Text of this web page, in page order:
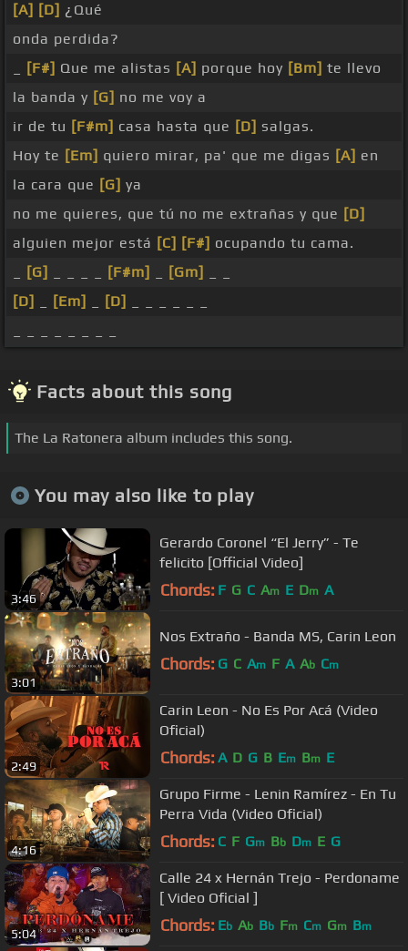
[A] [D] ¿Qué
onda perdida?
[F#] Que me alistas [A] porque hoy [Bm] te llevo
la banda y [G] no me voy a
ir de tu [F#m] casa hasta que [D] salgas.
Hoy te [Em] quiero mirar, pa' que me digas [A] en
la cara que [G] ya
no me quieres, que tú no me extrañas y que [D]
alguien mejor está [C] [F#] ocupando tu cama.
[G] [F#m] [Gm]
[D]
[Em] [D]
Facts about this song
The La Ratonera album includes this song.
You may also like to play
3:46
Gerardo Coronel “El Jerry” - Te
felicito [Official Video]
Chords: F G C Am E Dm A
3:01
Nos Extraño - Banda MS, Carin Leon
Chords: G C Am F A Ab Cm
2:49
Carin Leon - No Es Por Acá (Video
Oficial)
Chords: A D G B Em Bm E
4:16
Grupo Firme - Lenin Ramírez - En Tu
Perra Vida (Video Oficial)
Chords: C F Gm Bb Dm E G
5:04
Calle 24 x Hernán Trejo - Perdoname
[ Video Oficial ]
Chords: Eb Ab Bb Fm Cm Gm Bm